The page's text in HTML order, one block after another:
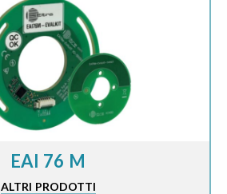
EAI 76 M
ALTRI PRODOTTI